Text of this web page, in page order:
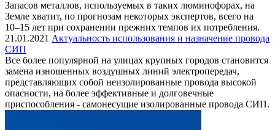
Запасов металлов, используемых в таких люминофорах, на
Земле хватит, по прогнозам некоторых экспертов, всего на
10–15 лет при сохранении прежних темпов их потребления.
21.01.2021 Актуальность использования и назначение провода
СИП
Все более популярной на улицах крупных городов становится
замена изношенных воздушных линий электропередач,
представляющих собой неизолированные провода высокой
опасности, на более эффективные и долговечные
приспособления - самонесущие изолированные провода СИП.